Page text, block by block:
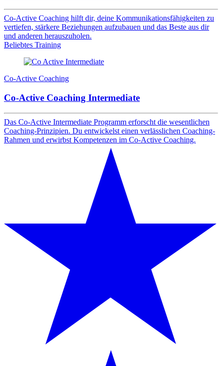
Co-Active Coaching hilft dir, deine Kommunikationsfähigkeiten zu
vertiefen, stärkere Beziehungen aufzubauen und das Beste aus dir
und anderen herauszuholen.
Beliebtes Training
Co-Active Coaching
Co-Active Coaching Intermediate
Das Co-Active Intermediate Programm erforscht die wesentlichen
Coaching-Prinzipien. Du entwickelst einen verlässlichen Coaching-
Rahmen und erwirbst Kompetenzen im Co-Active Coaching.